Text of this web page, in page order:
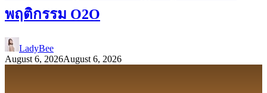
พฤติกรรม O2O
LadyBee
August 6, 2026August 6, 2026